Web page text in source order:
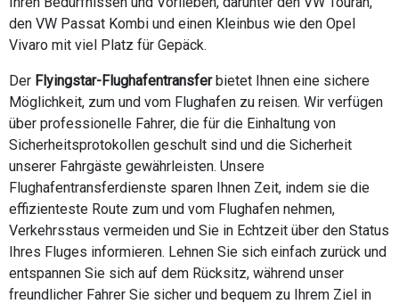
den VW Passat Kombi und einen Kleinbus wie den Opel
Vivaro mit viel Platz für Gepäck.
Der Flyingstar-Flughafentransferbietet Ihnen eine sichere
Möglichkeit, zum und vom Flughafen zu reisen. Wir verfügen
über professionelle Fahrer, die für die Einhaltung von
Sicherheitsprotokollen geschult sind und die Sicherheit
unserer Fahrgäste gewährleisten. Unsere
Flughafentransferdienste sparen Ihnen Zeit, indem sie die
effizienteste Route zum und vom Flughafen nehmen,
Verkehrsstaus vermeiden und Sie in Echtzeit über den Status
Ihres Fluges informieren. Lehnen Sie sich einfach zurück und
entspannen Sie sich auf dem Rücksitz, während unser
freundlicher Fahrer Sie sicher und bequem zu Ihrem Ziel in